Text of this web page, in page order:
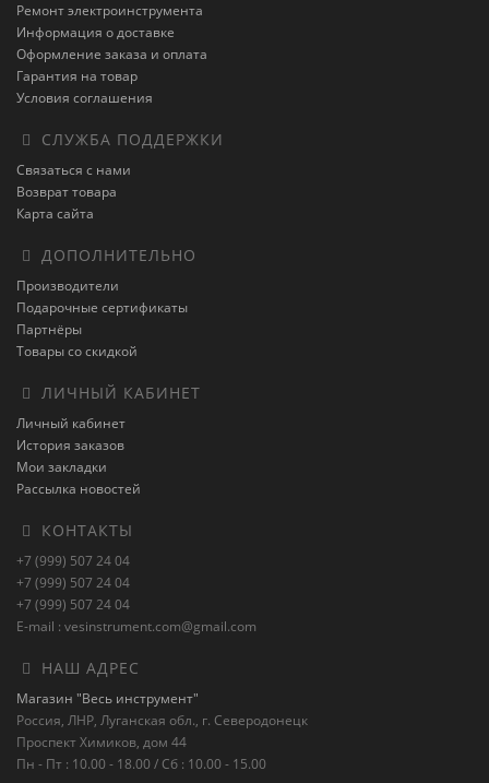
Ремонт электроинструмента
Информация о доставке
Оформление заказа и оплата
Гарантия на товар
Условия соглашения
СЛУЖБА ПОДДЕРЖКИ
Связаться с нами
Возврат товара
Карта сайта
ДОПОЛНИТЕЛЬНО
Производители
Подарочные сертификаты
Партнёры
Товары со скидкой
ЛИЧНЫЙ КАБИНЕТ
Личный кабинет
История заказов
Мои закладки
Рассылка новостей
КОНТАКТЫ
+7 (999) 507 24 04
+7 (999) 507 24 04
+7 (999) 507 24 04
E-mail : vesinstrument.com@gmail.com
НАШ АДРЕС
Магазин "Весь инструмент"
Россия, ЛНР, Луганская обл., г. Северодонецк
Проспект Химиков, дом 44
Пн - Пт : 10.00 - 18.00 / Сб : 10.00 - 15.00